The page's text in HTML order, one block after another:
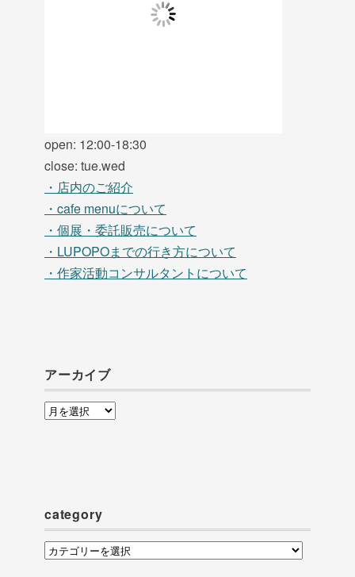
open: 12:00-18:30
close: tue.wed
・店内のご紹介
・cafe menuについて
・個展・委託販売について
・LUPOPOまでの行き方について
・作家活動コンサルタントについて
アーカイブ
ア
category
category